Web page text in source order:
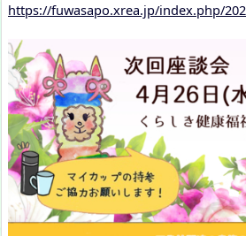
https://fuwasapo.xrea.jp/index.php/